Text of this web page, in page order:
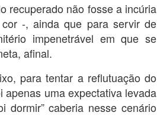
recuperado não fosse a incúria
-, ainda que para servir de
impenetrável em que se
afinal.
para tentar a reflutuação do
uma expectativa levada
dormir” caberia nesse cenário